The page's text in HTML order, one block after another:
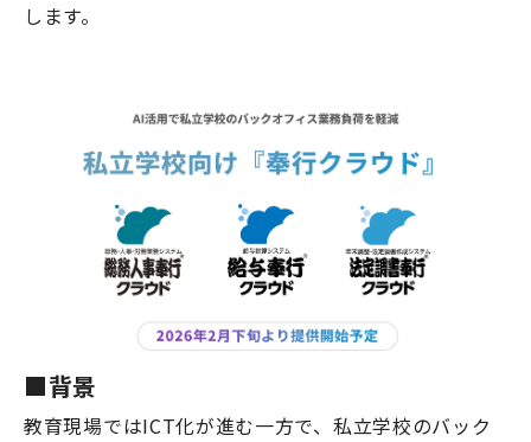
します。
■背景
教育現場ではICT化が進む一方で、私立学校のバック